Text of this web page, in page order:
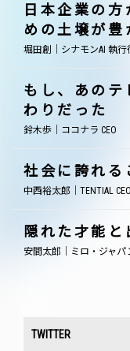
日本企業の
めの土壌が豊
堀田創｜シナモンAI 執
もし、あのテ
わりだった
鈴木歩｜ココナラ CEO
社会に誇れる
中西裕太郎｜TENTIAL
隠れた才能と
安間太郎｜ミロ・ジャパ
TWITTER